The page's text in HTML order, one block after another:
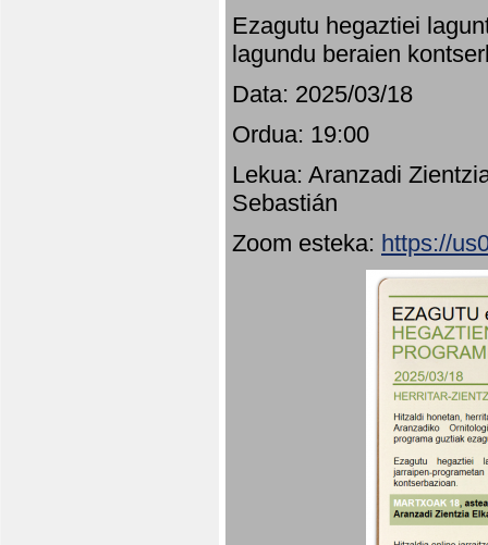
Ezagutu hegaztiei
lagundu beraien
Data: 2025/03/18
Ordua: 19:00
Lekua: Aranzadi
Sebastián
Zoom esteka: https://